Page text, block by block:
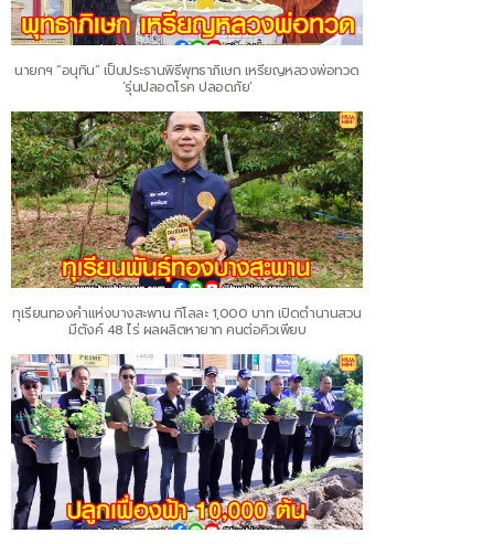
นายกฯ “อนุทิน” เป็นประธานพิธีพุทธาภิเษก เหรียญหลวงพ่อทวด
‘รุ่นปลอดโรค ปลอดภัย’
ทุเรียนทองคำแห่งบางสะพาน กิโลละ 1,000 บาท เปิดตำนานสวน
มีตังค์ 48 ไร่ ผลผลิตหายาก คนต่อคิวเพียบ